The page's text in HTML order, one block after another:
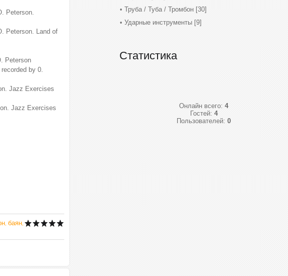
Peterson.
Peterson. Land of
Peterson
by 0.
Jazz Exercises
Jazz Exercises
баян
Труба / Туба / Тромбон [30]
Ударные инструменты [9]
Статистика
Онлайн всего: 4
Гостей: 4
Пользователей: 0